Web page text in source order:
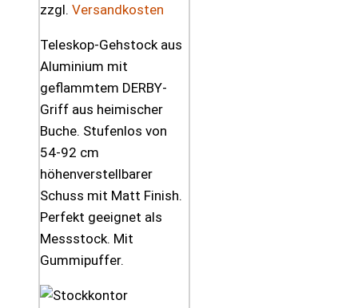
zzgl. Versandkosten
Teleskop-Gehstock aus
Aluminium mit
geflammtem DERBY-
Griff aus heimischer
Buche. Stufenlos von
54-92 cm
höhenverstellbarer
Schuss mit Matt Finish.
Perfekt geeignet als
Messstock. Mit
Gummipuffer.